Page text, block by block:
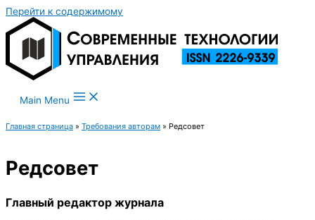
Перейти к содержимому
Main Menu
Главная страница » Требования авторам » Редсовет
Редсовет
Главный редактор журнала